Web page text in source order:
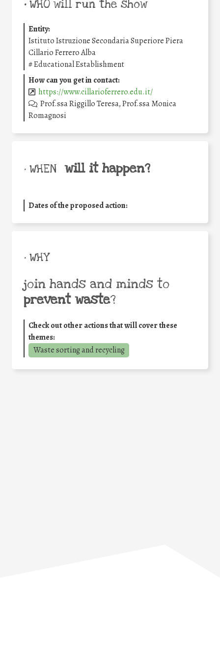
•WHO will run the show
Entity:
Istituto Istruzione Secondaria Superiore Piera
Cillario Ferrero Alba
#Educational Establishment
How can you get in contact:
https://www.cillarioferrero.edu.it/
Prof.ssa Riggillo Teresa, Prof.ssa Monica
Romagnosi
• WHEN will it happen?
Dates of the proposed action:
• WHY
join hands and minds to
prevent waste?
Check out other actions that will cover these
themes:
Waste sorting and recycling